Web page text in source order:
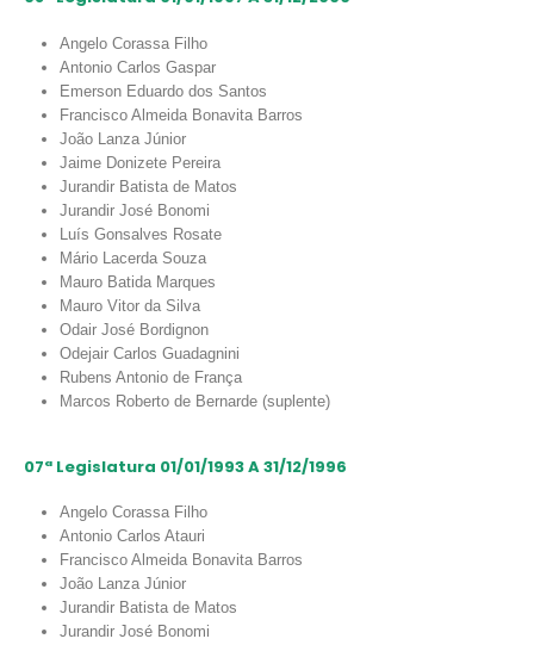
Angelo Corassa Filho
Antonio Carlos Gaspar
Emerson Eduardo dos Santos
Francisco Almeida Bonavita Barros
João Lanza Júnior
Jaime Donizete Pereira
Jurandir Batista de Matos
Jurandir José Bonomi
Luís Gonsalves Rosate
Mário Lacerda Souza
Mauro Batida Marques
Mauro Vitor da Silva
Odair José Bordignon
Odejair Carlos Guadagnini
Rubens Antonio de França
Marcos Roberto de Bernarde (suplente)
07ª Legislatura 01/01/1993 A 31/12/1996
Angelo Corassa Filho
Antonio Carlos Atauri
Francisco Almeida Bonavita Barros
João Lanza Júnior
Jurandir Batista de Matos
Jurandir José Bonomi